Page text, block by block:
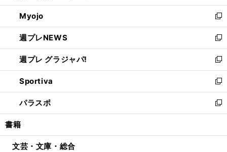
開
く
ウ
で
開
く
ン
ド
ウ
で
開
く
ウ
ィ
ン
ド
ウ
で
開
く
Myojo
新
し
い
ウ
ィ
ン
ド
ウ
で
開
週プレNEWS
新
し
い
ウ
ィ
ン
ド
ウ
開
週プレ グラジャパ!
新
し
い
ウ
ィ
ン
ウ
Sportiva
新
し
い
ウ
ン
パラスポ
新
し
ウ
書籍
文芸・文庫・総合